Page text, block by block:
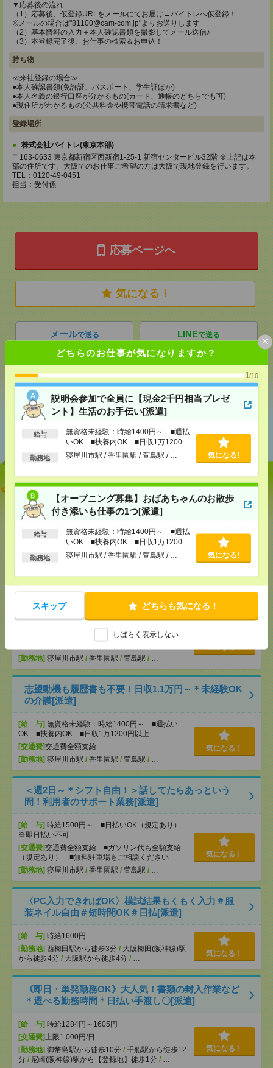
どちらのお仕事が気になりますか？
1/10
説明会参加で全員に【現金2千円相当プレゼ
ント】生活のお手伝い[派遣]
給与
無資格未経験：時給1400円～ ■週払
いOK ■扶養内OK ■日収1万1200円
以上
勤務地 寝屋川市駅 / 香里園駅 / 萱島駅 / … 気になる!
【オープニング募集】おばあちゃんのお散歩
付き添いも仕事の1つ[派遣]
給与
無資格未経験：時給1400円～ ■週払
いOK ■扶養内OK ■日収1万1200円
以上
勤務地 寝屋川市駅 / 香里園駅 / 萱島駅 / … 気になる!
スキップ どちらも気になる！
しばらく表示しない
×
▼応募後の流れ
（1）応募後、仮登録URLをメールにてお届け→バイトレへ仮登録！
※メールの場合は"81100@cam-com.jp"よりお送りします
（2）基本情報の入力＋本人確認書類を撮影してメール送信♪
（3）本登録完了後、お仕事の検索＆お申込！
持ち物
≪来社登録の場合≫
●本人確認書類(免許証、パスポート、学生証ほか)
●本人名義の銀行口座が分かるもの(カード、通帳のどちらでも可)
●現住所がわかるもの(公共料金や携帯電話の請求書など)
登録場所
株式会社バイトレ(東京本部)
〒163-0633 東京都新宿区西新宿1-25-1 新宿センタービル32階 ※上記は本
部の住所です。大阪でのお仕事ご希望の方は大阪で現地登録を行います。
TEL：0120-49-0451
担当：受付係
応募ページへ
気になる！
メールで送る LINEで送る
シェア ツイート ブックマーク
おすすめ
説明会参加で全員に【現金2千円相当プレゼント】生
活のお手伝い[派遣]
[給 与]無資格未経験：時給1400円～ ■週払い
OK ■扶養内OK ■日収1万1200円以上
交通費全額支給
[勤務地]寝屋川市駅/ 香里園駅/萱島駅/…
気になる！
【オープニング募集】おばあちゃんのお散歩付き添
いも仕事の1つ[派遣]
[給 与]無資格未経験：時給1400円～ ■週払い
OK ■扶養内OK ■日収1万1200円以上
[勤務地] 寝屋川市駅 / 香里園駅 / 萱島駅 / …
気になる！
志望動機も履歴書も不要！日収1.1万円～＊未経験OK
の介護[派遣]
[給 与] 無資格未経験：時給1400円～ ■週払い
OK ■扶養内OK ■日収1万1200円以上
[交通費]交通費全額支給
[勤務地] 寝屋川市駅 / 香里園駅 / 萱島駅 / …
気になる！
＜週2日～＊シフト自由！＞話してたらあっという
間！利用者のサポート業務[派遣]
[給 与] 時給1500円～ ■日払いOK（規定あり）
※即日払い不可
[交通費]交通費全額支給 ■ガソリン代も全額支給
（規定あり） ■無料駐車場もご相談ください
[勤務地] 寝屋川市駅 / 香里園駅 / 萱島駅 / …
気になる！
〈PC入力できればOK〉模試結果もくもく入力＃服
装ネイル自由＃短時間OK＃日払[派遣]
[給 与] 時給1600円
[勤務地] 西梅田駅から徒歩3分 / 大阪梅田(阪神線)駅
から徒歩4分 / 大阪駅から徒歩4分 / …
気になる！
《即日・単発勤務OK》大人気！書類の封入作業など
＊選べる勤務時間＊日払い手渡し〇[派遣]
[給 与] 時給1284円～1605円
[交通費] 上限1,000円/日
[勤務地] 御幣島駅から徒歩10分 / 千船駅から徒歩12
分 / 尼崎(阪神線)駅から【登録地】徒歩1分 / …
気になる！